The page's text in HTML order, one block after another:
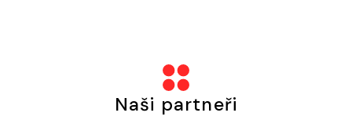
Naši partneři